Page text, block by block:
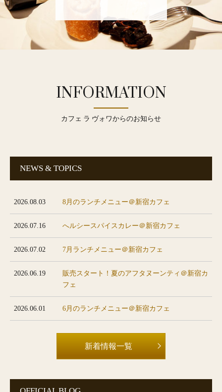
INFORMATION
カフェ ラ ヴォワからのお知らせ
NEWS & TOPICS
2026.08.03 8月のランチメニュー＠新宿カフェ
2026.07.16 へルシースパイスカレー＠新宿カフェ
2026.07.02 7月ランチメニュー＠新宿カフェ
2026.06.19
販売スタート！夏のアフタヌーンティ＠新宿カ
フェ
2026.06.01 6月のランチメニュー＠新宿カフェ
新着情報一覧